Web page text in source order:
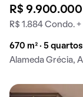
R$ 9.900.000
R$ 1.884 Condo. +
670 m² · 5
Alameda Grécia,